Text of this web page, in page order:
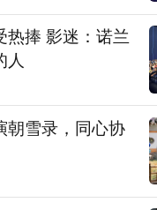
热捧 影迷：诺兰
人
朝雪录，同心协